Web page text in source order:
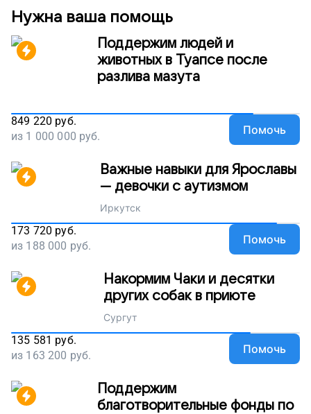
Нужна ваша помощь
Поддержим людей и
животных в Туапсе после
разлива мазута
849 220 руб.
из 1 000 000 руб. Помочь
Важные навыки для Ярославы
— девочки с аутизмом
Иркутск
173 720 руб.
из 188 000 руб. Помочь
Накормим Чаки и десятки
других собак в приюте
Сургут
135 581 руб.
из 163 200 руб. Помочь
Поддержим
благотворительные фонды по